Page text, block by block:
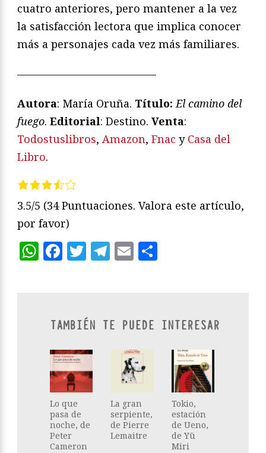
cuatro anteriores, pero mantener a la vez
la satisfacción lectora que implica conocer
más a personajes cada vez más familiares.
—————————————
Autora: María Oruña. Título: El camino del
fuego. Editorial: Destino. Venta:
Todostuslibros, Amazon, Fnac y Casa del
Libro.
3.5/5 (34 Puntuaciones. Valora este artículo,
por favor)
WhatsApp
Facebook
Twitter
Telegram
Email
TAMBIÉN TE PUEDE INTERESAR
Lo que
pasa de
noche, de
Peter
Cameron
La gran
serpiente,
de Pierre
Lemaitre
Tokio,
estación
de Ueno,
de Yū
Miri